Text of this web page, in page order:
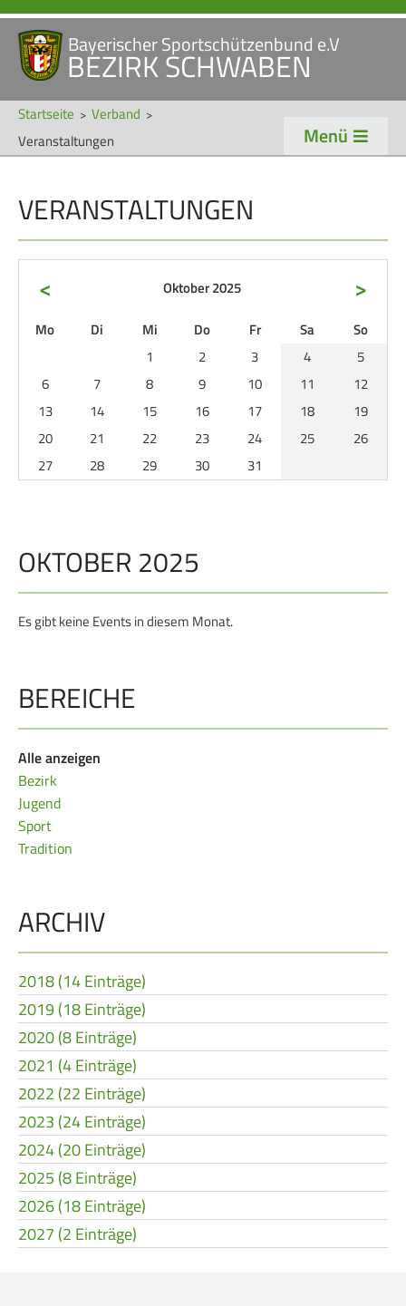
Bayerischer Sportschützenbund e.V
BEZIRK SCHWABEN
Startseite
Verband
Veranstaltungen
Menü
VERANSTALTUNGEN
< Oktober 2025 >
Montag Di MittwochDonnerstag
Freitag Samstag Sonntag
1
2 3 4
5
6
7 8 9 10 11
12
13
14 15 16 17 18
19
20
21 22 23 24 25
26
27
28 29 30 31
OKTOBER 2025
Es gibt keine Events in diesem Monat.
BEREICHE
Alle anzeigen
Bezirk
Jugend
Sport
Tradition
ARCHIV
2018 (14 Einträge)
2019 (18 Einträge)
2020 (8 Einträge)
2021 (4 Einträge)
2022 (22 Einträge)
2023 (24 Einträge)
2024 (20 Einträge)
2025 (8 Einträge)
2026 (18 Einträge)
2027 (2 Einträge)
Navigation
überspringen
STARTSEITE
VERANSTALTUNGEN
NEWS
Navigation
Veranstaltungen
Bezirk Schwaben
Präsidium
Ehrungen
Service
Schützentradition
Bezirksschützen­tag
Böllerschützen
Schützen­­museum
SPORT
Bogen
JUGEND
DAMEN
Damen im Schützensport
Bezirkspokal
Frauen Ü40
BREITENSPORT
überspringen